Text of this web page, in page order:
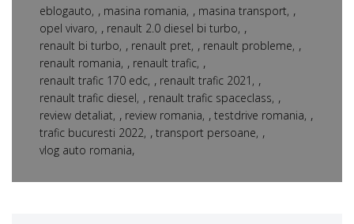
eblogauto , masina romania , masina transport ,
opel vivaro , renault 2.0 diesel bi turbo ,
renault bi turbo , renault pret , renault probleme ,
renault romania , renault trafic ,
renault trafic 170 edc , renault trafic 2021 ,
renault trafic diesel , renault trafic spaceclass ,
review detaliat , review romania , testdrive romania ,
trafic bucuresti 2022 , transport persoane ,
vlog auto romania,